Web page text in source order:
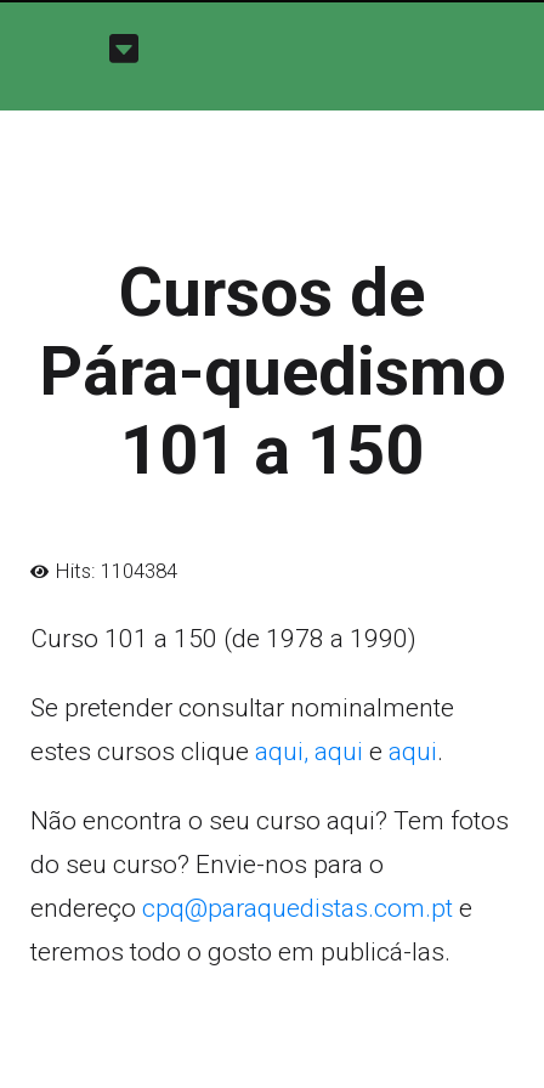
Cursos de
Pára-quedismo
101 a 150
Hits: 1104384
Curso 101 a 150 (de 1978 a 1990)
Se pretender consultar nominalmente
estes cursos clique aqui, aqui e aqui.
Não encontra o seu curso aqui? Tem fotos
do seu curso? Envie-nos para o
endereço cpq@paraquedistas.com.pt e
teremos todo o gosto em publicá-las.